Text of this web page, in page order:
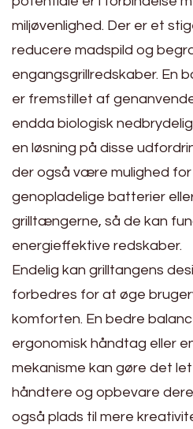
miljøvenlighed. Der er et
reducere madspild og
engangsgrillredskaber. En
er fremstillet af
endda biologisk
en løsning på disse
der også være mulighed
genopladelige batterier
grilltængerne, så de kan
energieffektive redskaber.
Endelig kan grilltangens
forbedres for at øge
komforten. En bedre
ergonomisk håndtag eller
mekanisme kan gøre det
håndtere og opbevare
også plads til mere